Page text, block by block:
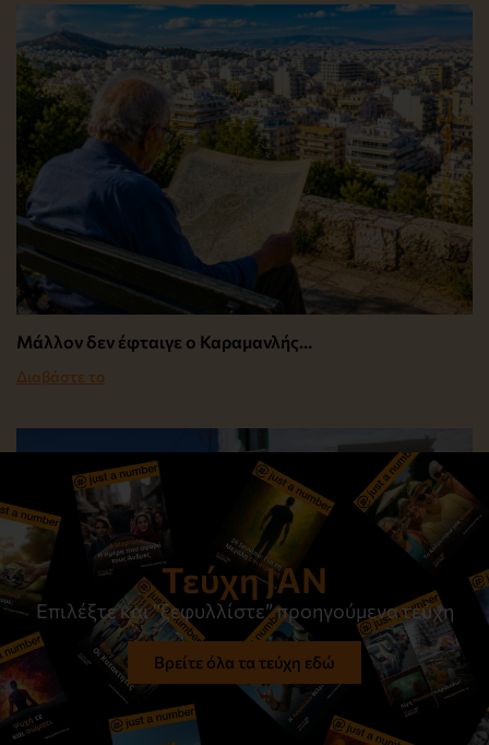
Μάλλον δεν έφταιγε ο Καραμανλής…
Διαβάστε το
Τεύχη JAN
Επιλέξτε και “ξεφυλλίστε” προηγούμενα τεύχη
Βρείτε όλα τα τεύχη εδώ